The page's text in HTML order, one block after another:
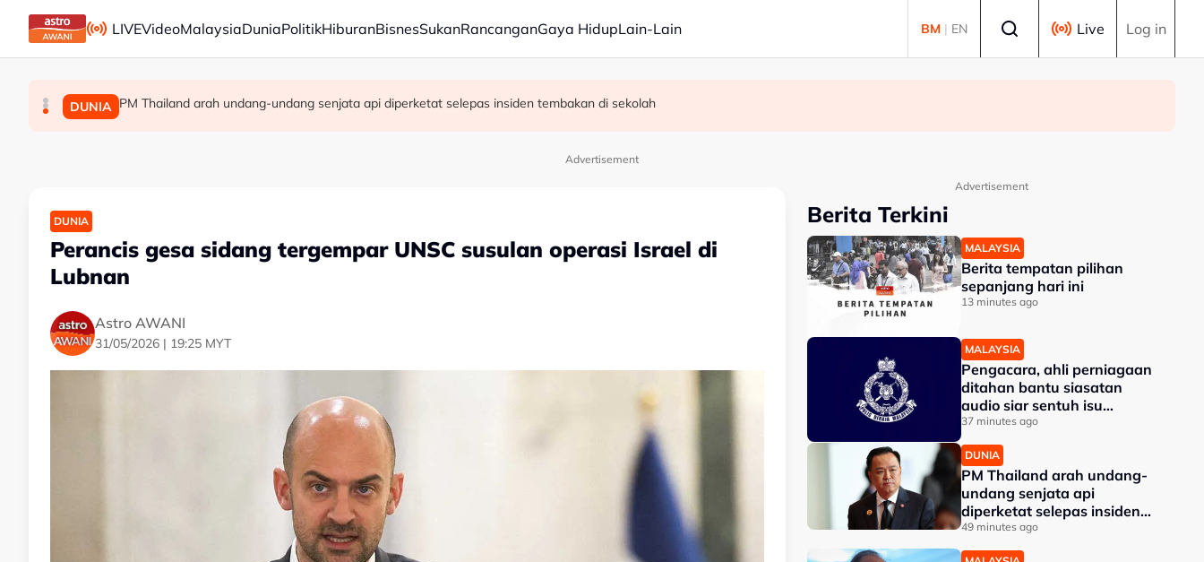
Skip to main content
LIVEVideoMalaysiaDuniaPolitikHiburanBisnesSukanRancanganGaya HidupLain-Lain BM | EN Live Log in
MALAYSIA Berita tempatan pilihan sepanjang hari ini
MALAYSIA Pengacara, ahli perniagaan ditahan bantu siasatan audio siar sentuh isu sensitiviti agama
DUNIA PM Thailand arah undang-undang senjata api diperketat selepas insiden tembakan di sekolah
Advertisement
DUNIA
Perancis gesa sidang tergempar UNSC susulan operasi Israel di
Lubnan
Astro AWANI
31/05/2026 | 19:25 MYT
Advertisement
Berita Terkini
MALAYSIA
Berita tempatan pilihan
sepanjang hari ini
13 minutes ago
MALAYSIA
Pengacara, ahli perniagaan
ditahan bantu siasatan
audio siar sentuh isu
sensitiviti agama
37 minutes ago
DUNIA
PM Thailand arah undang-
undang senjata api
diperketat selepas insiden
tembakan di sekolah
49 minutes ago